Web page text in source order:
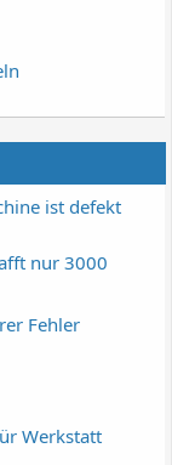
ist defekt
nur 3000
Fehler
Werkstatt